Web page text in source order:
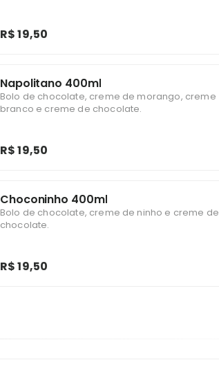
R$ 19,50
Napolitano 400ml
Bolo de chocolate, creme de morango, creme
branco e creme de chocolate.
R$ 19,50
Choconinho 400ml
Bolo de chocolate, creme de ninho e creme de
chocolate.
R$ 19,50